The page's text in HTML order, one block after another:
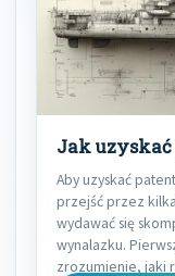
Jak uzyskać
Aby uzyskać
przejść przez
wydawać się
wynalazku.
zrozumienie, jaki